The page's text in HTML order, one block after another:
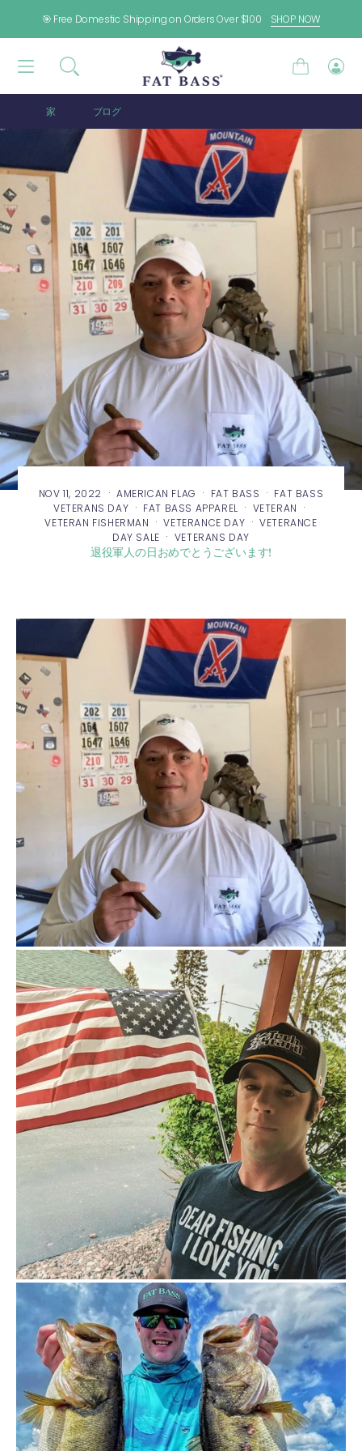
🎯 Free Domestic Shipping on Orders Over $100 SHOP NOW
カ
ロ
家 ブログ
NOV 11, 2022 · AMERICAN FLAG · FAT BASS · FAT BASS
VETERANS DAY · FAT BASS APPAREL · VETERAN ·
VETERAN FISHERMAN ·VETERANCE DAY ·VETERANCE
DAY SALE · VETERANS DAY
退役軍人の日おめでとうございます!